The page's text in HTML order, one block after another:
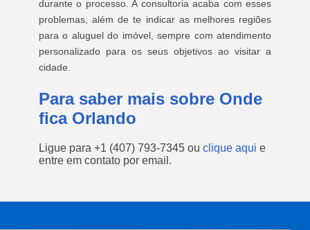
durante o processo. A consultoria acaba com esses
problemas, além de te indicar as melhores regiões
para o aluguel do imóvel, sempre com atendimento
personalizado para os seus objetivos ao visitar a
cidade.
Para saber mais sobre Onde
fica Orlando
Ligue para +1 (407) 793-7345 ou clique aqui e
entre em contato por email.